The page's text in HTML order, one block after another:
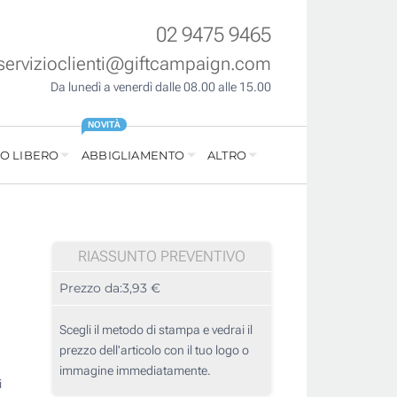
02 9475 9465
Da lunedì a venerdì dalle 08.00 alle 15.00
LIBERO ABBIGLIAMENTO
NOVITÀ
ALTRO
RIASSUNTO PREVENTIVO
Prezzo da:3,93 €
Scegli il metodo di stampa e vedrai il
prezzo dell'articolo con il tuo logo o
immagine immediatamente.